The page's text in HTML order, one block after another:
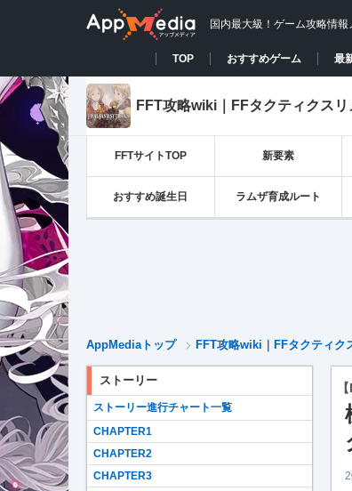
国内最大級！ゲーム攻略情報
TOP おすすめゲーム 最
FFT攻略wiki｜FFタクティクスリ
FFTサイトTOP 新要素
おすすめ誕生日 ラムザ育成ルート
AppMediaトップ FFT攻略wiki｜FFタクティク
ストーリー
ストーリー進行チャート一覧
CHAPTER1
CHAPTER2
CHAPTER3